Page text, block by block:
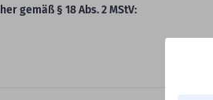
gemäß § 18 Abs. 2 MStV: